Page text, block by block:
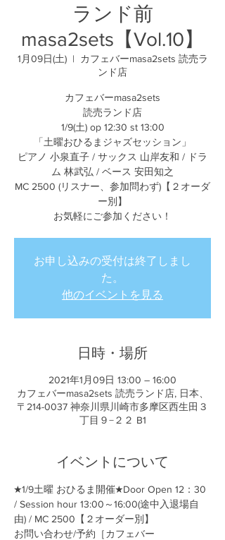
ランド前
masa2sets【Vol.10】
1月09日(土)
  |
カフェバーmasa2sets 読売ラ
ンド店
カフェバーmasa2sets
読売ランド店
1/9(土) op 12:30 st 13:00
「土曜おひるまジャズセッション」
ピアノ 小泉直子 / サックス 山岸友和 / ドラ
ム 林武弘 / ベース 安田知之
MC 2500 (リスナー、参加問わず)【２オーダ
ー別】
お気軽にご参加ください！
お申し込みの受付は終了しまし
た。
他のイベントを見る
日時・場所
2021年1月09日 13:00 – 16:00
カフェバーmasa2sets 読売ランド店, 日本、
〒214-0037 神奈川県川崎市多摩区西生田３
丁目９−２２ B1
イベントについて
★1/9土曜 おひるま開催★Door Open 12：30
/ Session hour 13:00～16:00(途中入退場自
由) / MC 2500【２オーダー別】
お問い合わせ/予約［カフェバー